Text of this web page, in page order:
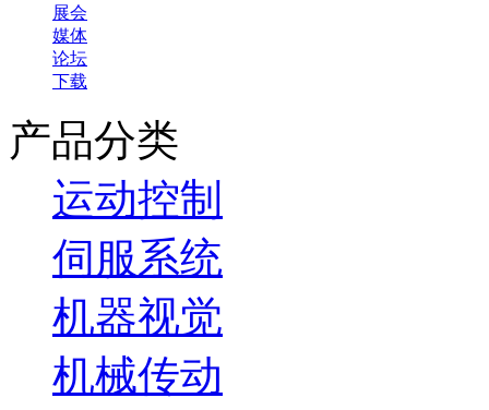
展会
媒体
论坛
下载
产品分类
运动控制
伺服系统
机器视觉
机械传动